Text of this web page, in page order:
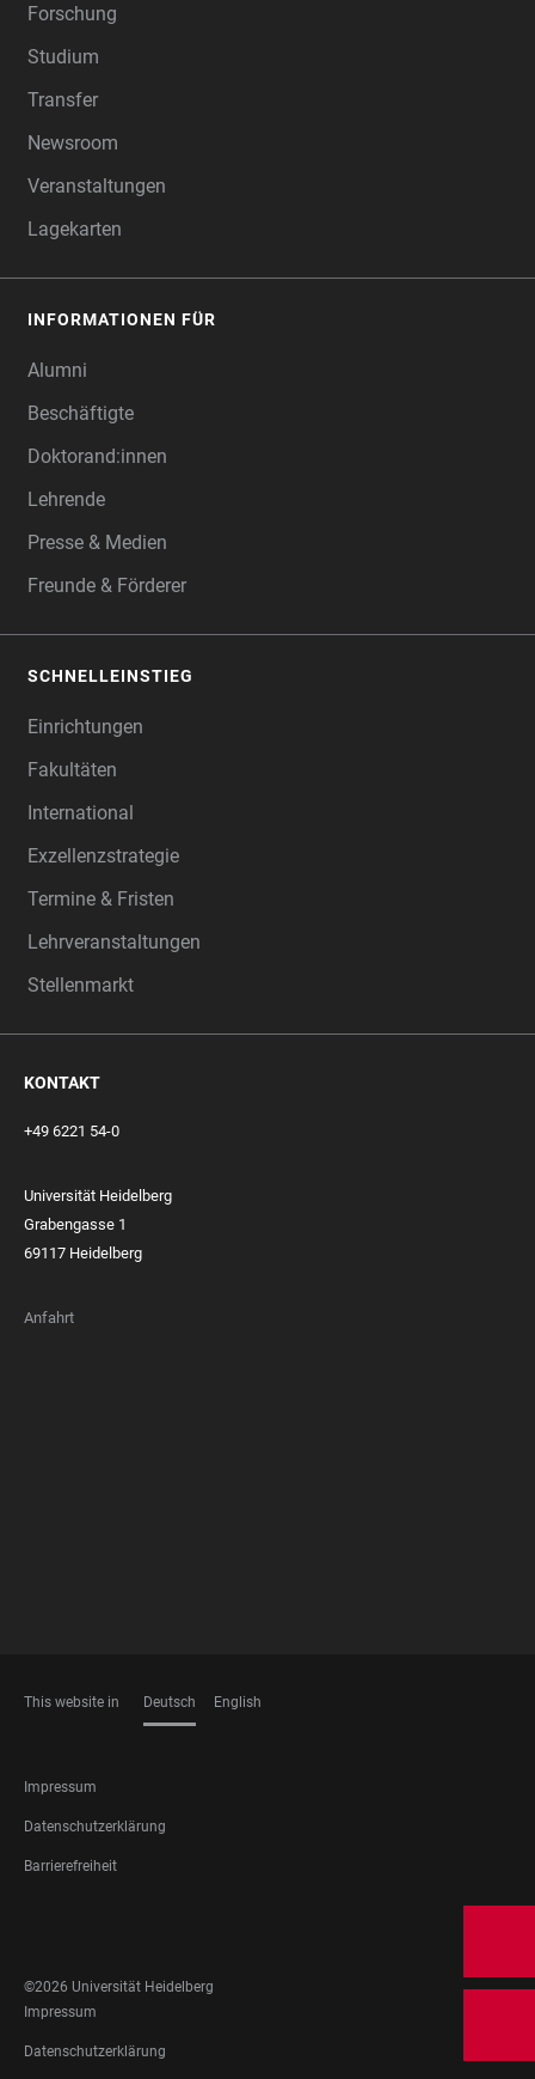
Forschung
Studium
Transfer
Newsroom
Veranstaltungen
Lagekarten
INFORMATIONEN FÜR
Alumni
Beschäftigte
Doktorand:innen
Lehrende
Presse & Medien
Freunde & Förderer
SCHNELLEINSTIEG
Einrichtungen
Fakultäten
International
Exzellenzstrategie
Termine & Fristen
Lehrveranstaltungen
Stellenmarkt
KONTAKT
+49 6221 54-0
Universität Heidelberg
Grabengasse 1
69117 Heidelberg
Anfahrt
This website in Deutsch English
FOOTER
LEGAL
Impressum
Datenschutzerklärung
Barrierefreiheit
MEDIA
©2026 Universität Heidelberg
FOOTER
LEGAL
Impressum
Datenschutzerklärung